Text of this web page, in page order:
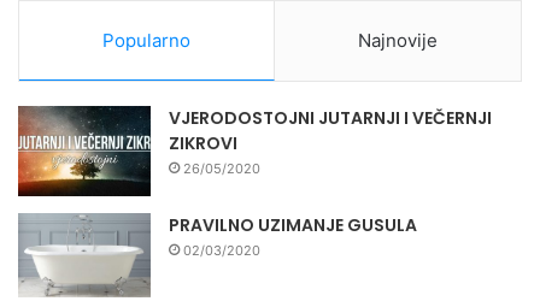
Popularno Najnovije
VJERODOSTOJNI JUTARNJI I VEČERNJI
ZIKROVI
26/05/2020
PRAVILNO UZIMANJE GUSULA
02/03/2020